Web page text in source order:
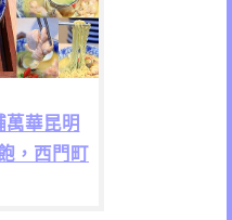
華昆明
，西門町